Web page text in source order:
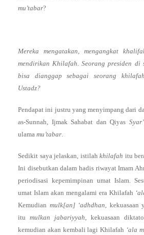
mu’tabar?
Mereka mengatakan, mengangkat
mendirikan Khilafah. Seorang presiden di
bisa dianggap sebagai seorang
Ustadz?
Pendapat ini justru yang menyimpang dari
as-Sunnah, Ijmak Sahabat dan Qiyas
ulama mu’tabar.
Sedikit saya jelaskan, istilahkhilafah itu
Ini disebutkan dalam hadis riwayat Imam
periodisasi kepemimpinan umat Islam.
umat Islam akan mengalami era Khilafah
Kemudian mulk[an] ‘adhdhan, kekuasaan
itu mulkan jabariyyah, kekuasaan
kemudian akan kembali lagi Khilafah ‘ala